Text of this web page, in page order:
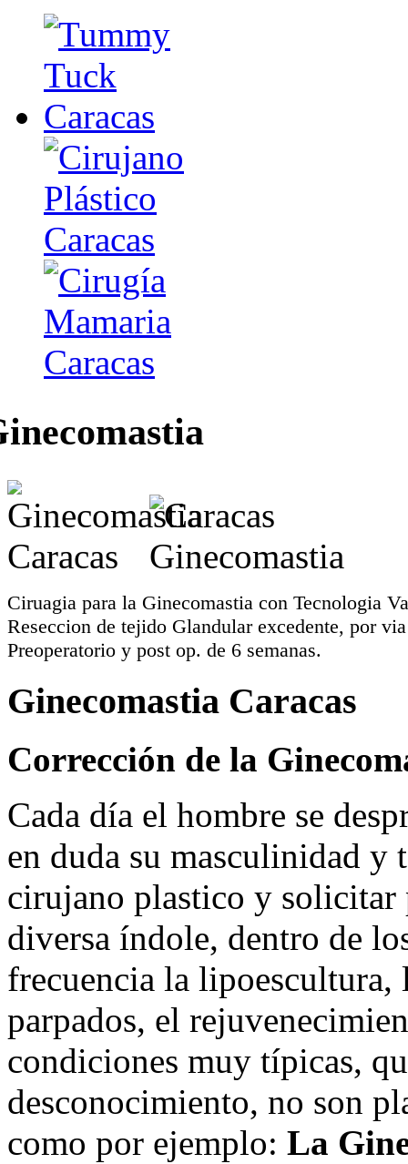
Ciruagia para la Ginecomastia con Tecnologia
Reseccion de tejido Glandular excedente, por
Preoperatorio y post op. de 6 semanas.
Ginecomastia Caracas
Corrección de la
Cada día el hombre se
en duda su masculinidad y
cirujano plastico y solicitar
diversa índole, dentro de
frecuencia la
parpados, el
condiciones muy típicas,
desconocimiento, no son
como por ejemplo: La